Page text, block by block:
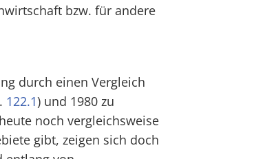
bzw. für andere
durch einen Vergleich
122.1) und 1980 zu
noch vergleichsweise
gibt, zeigen sich doch